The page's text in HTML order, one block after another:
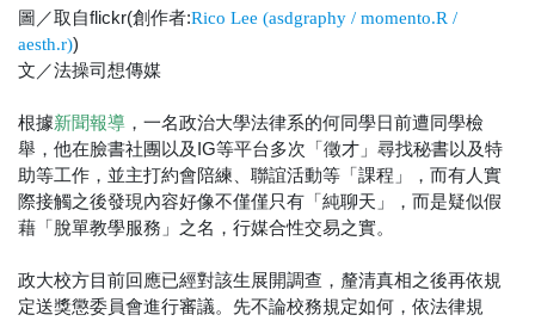
圖／取自flickr(創作者:Rico Lee (asdgraphy / momento.R /
aesth.r))
文／法操司想傳媒
根據新聞報導 ，一名政治大學法律系的何同學日前遭同學檢
舉，他在臉書社團以及IG等平台多次「徵才」尋找秘書以及特
助等工作，並主打約會陪練、聯誼活動等「課程」，而有人實
際接觸之後發現內容好像不僅僅只有「純聊天」，而是疑似假
藉「脫單教學服務」之名，行媒合性交易之實。
政大校方目前回應已經對該生展開調查，釐清真相之後再依規
定送獎懲委員會進行審議。先不論校務規定如何，依法律規